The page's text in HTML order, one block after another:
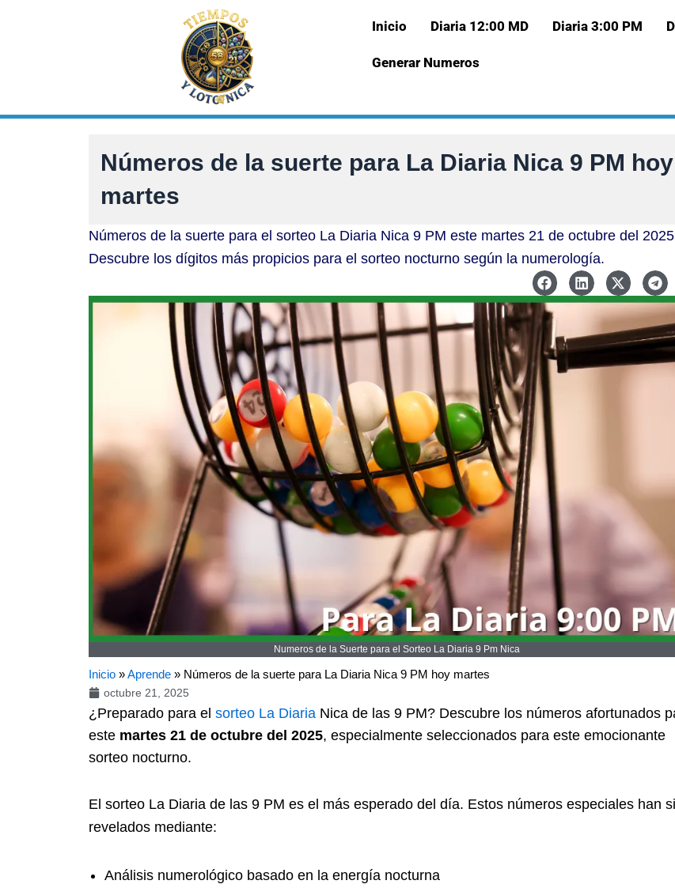
Inicio Diaria 12:00 MD Diaria 3:00 PM
Generar Numeros
Números de la suerte para La Diaria Nica 9 PM hoy
martes
Números de la suerte para el sorteo La Diaria Nica 9 PM este martes 21 de octubre del
Descubre los dígitos más propicios para el sorteo nocturno según la numerología.
Numeros de la Suerte para el Sorteo La Diaria 9 Pm Nica
Inicio »Aprende » Números de la suerte para La Diaria Nica 9 PM hoy martes
octubre 21, 2025
¿Preparado para el sorteo La Diaria Nica de las 9 PM? Descubre los números afortunados
este martes 21 de octubre del 2025, especialmente seleccionados para este emocionante
sorteo nocturno.
El sorteo La Diaria de las 9 PM es el más esperado del día. Estos números especiales han
revelados mediante:
Análisis numerológico basado en la energía nocturna